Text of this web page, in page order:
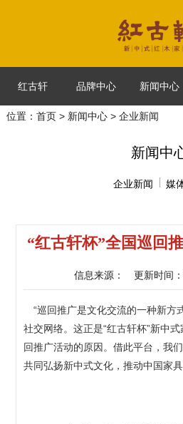
红古轩 品牌中心 新闻中心
位置： 首页> 新闻中心> 企业新闻
新闻中
企业新闻 媒
“红古轩杯”全国巡回
信息来源： 更新时间
“巡回推广是文化交流的一种新方
社交网络。这正是“红古轩杯”新中
回推广活动的原因。借此平台，我
共同弘扬新中式文化，推动中国家